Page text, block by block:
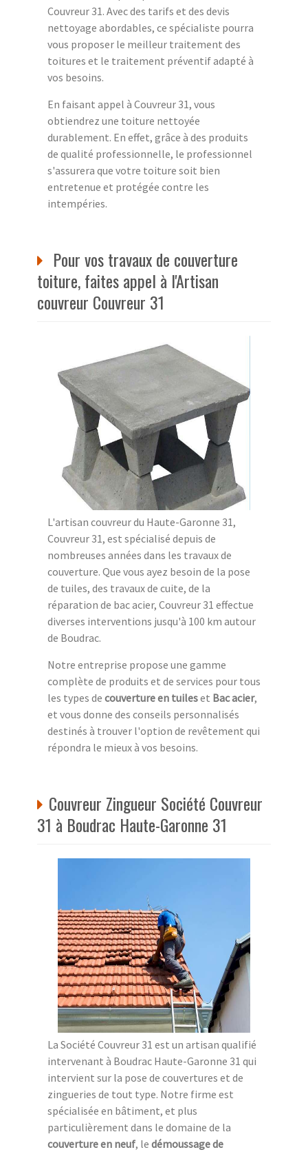
Couvreur 31. Avec des tarifs et des devis
nettoyage abordables, ce spécialiste pourra
vous proposer le meilleur traitement des
toitures et le traitement préventif adapté à
vos besoins.
En faisant appel à Couvreur 31, vous
obtiendrez une toiture nettoyée
durablement. En effet, grâce à des produits
de qualité professionnelle, le professionnel
s'assurera que votre toiture soit bien
entretenue et protégée contre les
intempéries.
Pour vos travaux de couverture
toiture, faites appel à l'Artisan
couvreur Couvreur 31
L'artisan couvreur du Haute-Garonne 31,
Couvreur 31, est spécialisé depuis de
nombreuses années dans les travaux de
couverture. Que vous ayez besoin de la pose
de tuiles, des travaux de cuite, de la
réparation de bac acier, Couvreur 31 effectue
diverses interventions jusqu'à 100 km autour
de Boudrac.
Notre entreprise propose une gamme
complète de produits et de services pour tous
les types de couverture en tuileset Bac acier,
et vous donne des conseils personnalisés
destinés à trouver l'option de revêtement qui
répondra le mieux à vos besoins.
Couvreur Zingueur Société Couvreur
31 à Boudrac Haute-Garonne 31
La Société Couvreur 31 est un artisan qualifié
intervenant à Boudrac Haute-Garonne 31 qui
intervient sur la pose de couvertures et de
zingueries de tout type. Notre firme est
spécialisée en bâtiment, et plus
particulièrement dans le domaine de la
couverture en neuf, le démoussage de